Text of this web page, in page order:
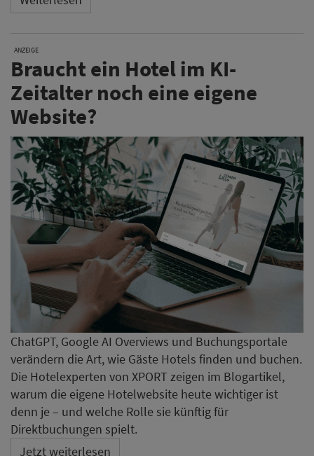
ANZEIGE
Braucht ein Hotel im KI-
Zeitalter noch eine eigene
Website?
ChatGPT, Google AI Overviews und Buchungsportale
verändern die Art, wie Gäste Hotels finden und buchen.
Die Hotelexperten von XPORT zeigen im Blogartikel,
warum die eigene Hotelwebsite heute wichtiger ist
denn je – und welche Rolle sie künftig für
Direktbuchungen spielt.
Jetzt weiterlesen